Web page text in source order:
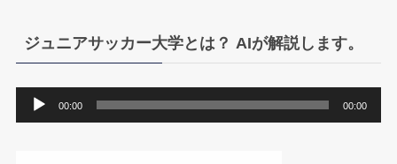
ジュニアサッカー大学とは？ AIが解説します。
声
00:00 00:00